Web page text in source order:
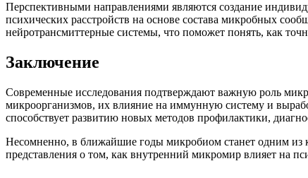
Перспективными направлениями являются создание
психических расстройств на основе состава микробных
нейротрансмиттерные системы, что поможет понять, как
Заключение
Современные исследования подтверждают важную роль
микроорганизмов, их влияние на иммунную систему и
способствует развитию новых методов профилактики,
Несомненно, в ближайшие годы микробиом станет одним из
представления о том, как внутренний микромир влияет на